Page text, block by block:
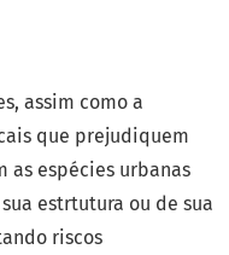
assim como a
que prejudiquem
as espécies urbanas
estrtutura ou de sua
riscos